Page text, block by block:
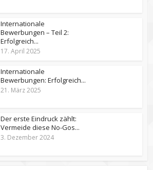
Internationale
Bewerbungen – Teil 2:
Erfolgreich...
17. April 2025
Internationale
Bewerbungen: Erfolgreich...
21. März 2025
Der erste Eindruck zählt:
Vermeide diese No-Gos...
3. Dezember 2024